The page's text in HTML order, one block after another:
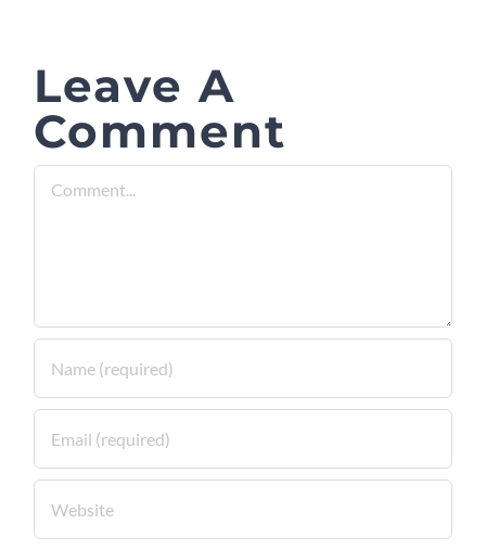
Leave A
Comment
Comment